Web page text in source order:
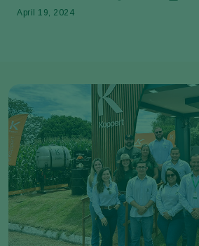
April 19, 2024